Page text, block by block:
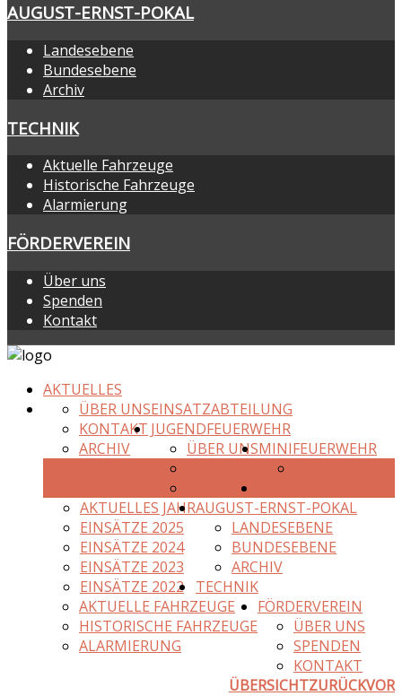
AUGUST-ERNST-POKAL
Landesebene
Bundesebene
Archiv
TECHNIK
Aktuelle Fahrzeuge
Historische Fahrzeuge
Alarmierung
FÖRDERVEREIN
Über uns
Spenden
Kontakt
AKTUELLES
EINSATZABTEILUNG
ÜBER UNS
KONTAKT
ARCHIV
JUGENDFEUERWEHR
ÜBER UNSMINIFEUERWEHR
AKTUELLES JAHR
EINSÄTZE 2025
EINSÄTZE 2024
EINSÄTZE 2023
EINSÄTZE 2022
AUGUST-ERNST-POKAL
LANDESEBENE
BUNDESEBENE
ARCHIV
TECHNIK
AKTUELLE FAHRZEUGE
HISTORISCHE FAHRZEUGE
ALARMIERUNG
FÖRDERVEREIN
ÜBER UNS
SPENDEN
KONTAKT
ÜBERSICHTZURÜCKVOR